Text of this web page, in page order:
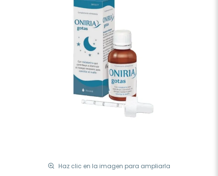
Haz clic en la imagen para ampliarla